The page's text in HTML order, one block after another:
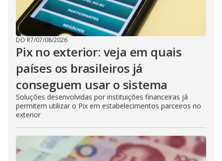
DO R7/07/08/2026
Pix no exterior: veja em quais
países os brasileiros já
conseguem usar o sistema
Soluções desenvolvidas por instituições financeiras já
permitem utilizar o Pix em estabelecimentos parceiros no
exterior